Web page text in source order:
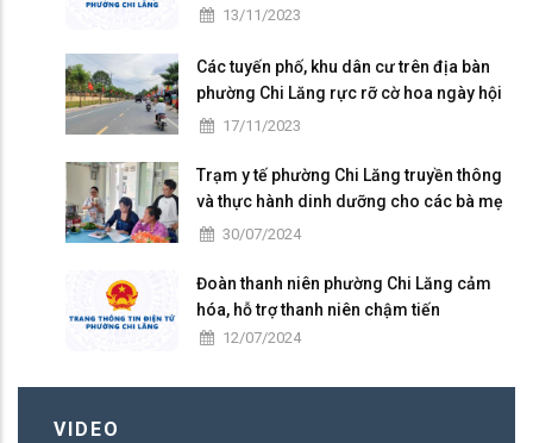
13/11/2023
Các tuyến phố, khu dân cư trên địa bàn
phường Chi Lăng rực rỡ cờ hoa ngày hội
Đại đoàn kết toàn dân tộc ở khu dân cư
17/11/2023
Trạm y tế phường Chi Lăng truyền thông
và thực hành dinh dưỡng cho các bà mẹ
có con nhỏ trên địa bàn
30/07/2024
Đoàn thanh niên phường Chi Lăng cảm
hóa, hỗ trợ thanh niên chậm tiến
12/07/2024
VIDEO